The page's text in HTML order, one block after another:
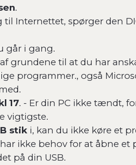
.
Internettet, spørger den
går i gang.
grundene til at du har
programmer., også
17. - Er din PC ikke tændt,
vigtigste.
stik i, kan du ikke køre et
har ikke behov for at åbne et
på din USB.